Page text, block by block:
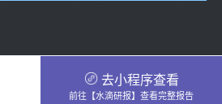
去小程序查看
前往【水滴研报】查看完整报告